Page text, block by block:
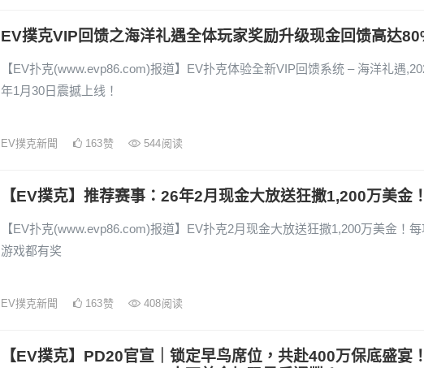
EV撲克VIP回馈之海洋礼遇全体玩家奖励升级现金回馈高达
【EV扑克(www.evp86.com)报道】EV扑克体验全新VIP回馈系统 – 海洋礼遇
年1月30日震撼上线！
EV撲克新聞 163赞 544阅读
【EV撲克】推荐赛事：26年2月现金大放送狂撒1,200万美金
【EV扑克(www.evp86.com)报道】EV扑克2月现金大放送狂撒1,200万美金！
游戏都有奖
EV撲克新聞 163赞 408阅读
【EV撲克】PD20官宣｜锁定早鸟席位，共赴400万保底盛宴